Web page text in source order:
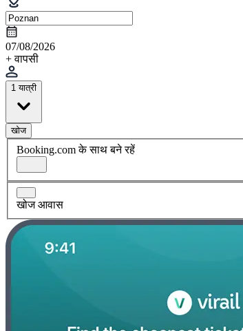
07/08/2026
+ वापसी
1 यात्री
खोज
Booking.com के साथ बने रहें
खोज आवास